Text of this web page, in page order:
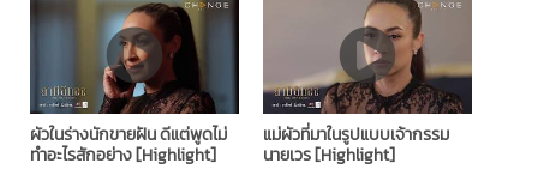
ผัวในร่างนักขายฝัน ดีแต่พูดไม่
ทำอะไรสักอย่าง [Highlight]
แม่ผัวที่มาในรูปแบบเจ้ากรรม
นายเวร [Highlight]